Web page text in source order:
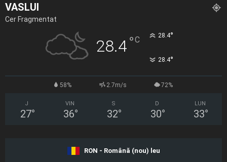
VASLUI
Cer Fragmentat
28.4°C 28.4°
28.4°
58% 2.7m/s 72%
J
27°
VIN
36°
S
32°
D
30°
LUN
33°
RON - Română (nou) leu